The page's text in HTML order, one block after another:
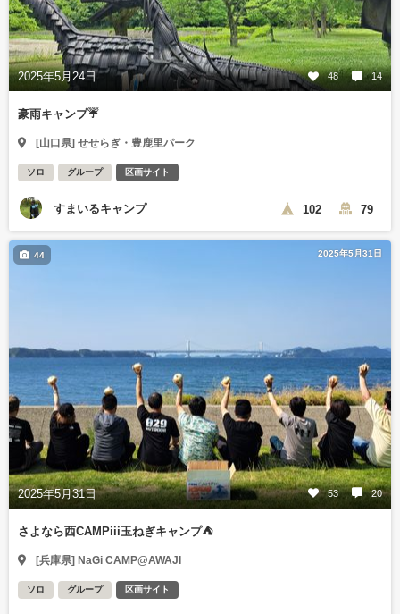
2025年5月24日 48 14
豪雨キャンプ☔
[山口県] せせらぎ・豊鹿里パーク
ソロ グループ 区画サイト
すまいるキャンプ 102 79
2025年5月31日
2025年5月31日 53 20
44
さよなら西CAMPiii玉ねぎキャンプ⛺
[兵庫県] NaGi CAMP@AWAJI
ソロ グループ 区画サイト